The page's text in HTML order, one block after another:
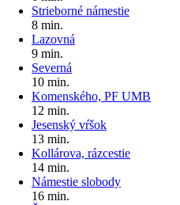
Strieborné námestie
8 min.
Lazovná
9 min.
Severná
10 min.
Komenského, PF UMB
12 min.
Jesenský vŕšok
13 min.
Kollárova, rázcestie
14 min.
Námestie slobody
16 min.